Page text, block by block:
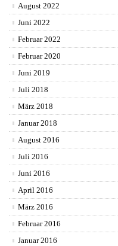
August 2022
Juni 2022
Februar 2022
Februar 2020
Juni 2019
Juli 2018
März 2018
Januar 2018
August 2016
Juli 2016
Juni 2016
April 2016
März 2016
Februar 2016
Januar 2016